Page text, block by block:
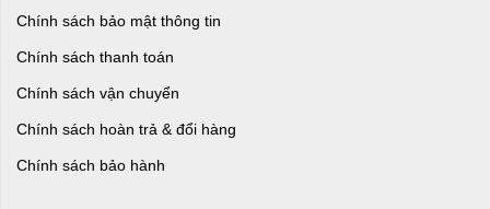
Chính sách bảo mật thông tin
Chính sách thanh toán
Chính sách vận chuyển
Chính sách hoàn trả & đổi hàng
Chính sách bảo hành